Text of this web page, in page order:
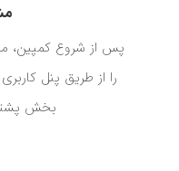
پس از شروع کمپین،
را از طریق پنل
بخش